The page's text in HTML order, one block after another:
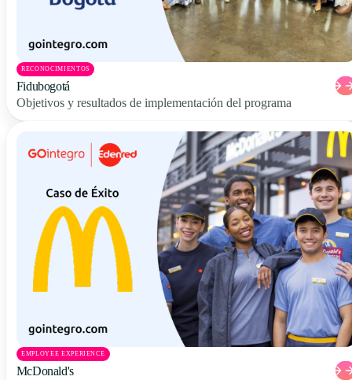
RECONOCIMIENTOS
Fidubogotá
Objetivos y resultados de implementación del programa
EMPLOYEE EXPERIENCE
McDonald's